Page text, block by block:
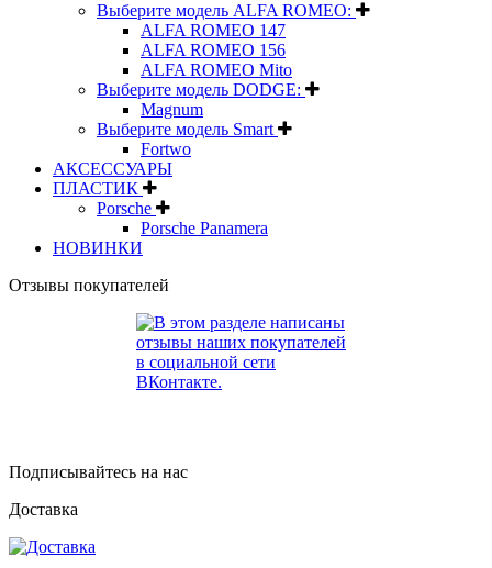
Выберите модель ALFA ROMEO:
ALFA ROMEO 147
ALFA ROMEO 156
ALFA ROMEO Mito
Выберите модель DODGE:
Magnum
Выберите модель Smart
Fortwo
АКСЕССУАРЫ
ПЛАСТИК
Porsche
Porsche Panamera
НОВИНКИ
Отзывы покупателей
Подписывайтесь на нас
Доставка